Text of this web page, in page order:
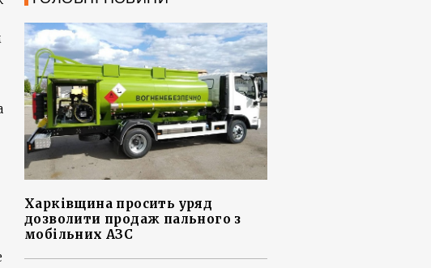
Харківщина просить уряд
дозволити продаж пального з
мобільних АЗС